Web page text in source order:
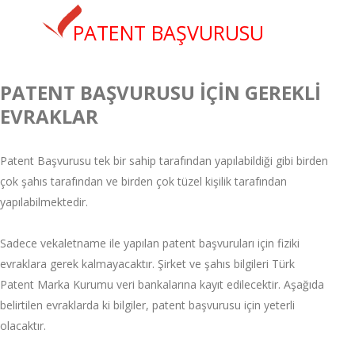
PATENT BAŞVURUSU
PATENT BAŞVURUSU İÇİN GEREKLİ
EVRAKLAR
Patent Başvurusu tek bir sahip tarafından yapılabildiği gibi birden
çok şahıs tarafından ve birden çok tüzel kişilik tarafından
yapılabilmektedir.
Sadece vekaletname ile yapılan patent başvuruları için fiziki
evraklara gerek kalmayacaktır. Şirket ve şahıs bilgileri Türk
Patent Marka Kurumu veri bankalarına kayıt edilecektir. Aşağıda
belirtilen evraklarda ki bilgiler, patent başvurusu için yeterli
olacaktır.